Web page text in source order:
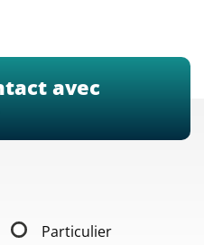
avec
Particulier